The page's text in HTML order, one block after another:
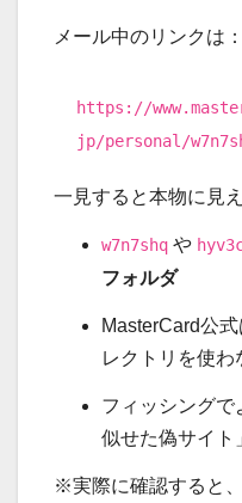
メール中のリンクは：
https://
jp/personal/
一見すると本物に見
w7n7shq や
フォルダ
MasterCard公
レクトリを使わ
フィッシングで
似せた偽サイト
※実際に確認すると